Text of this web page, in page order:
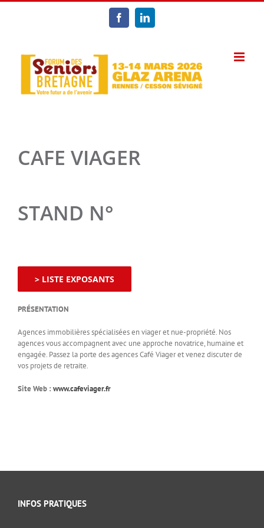
Passer
FacebookLinkedIn
CAFE VIAGER
STAND N°
> LISTE EXPOSANTS
PRÉSENTATION
Agences immobilières spécialisées en viager et nue-propriété. Nos
agences vous accompagnent avec une approche novatrice, humaine et
engagée. Passez la porte des agences Café Viager et venez discuter de
vos projets de retraite.
Site Web : www.cafeviager.fr
INFOS PRATIQUES